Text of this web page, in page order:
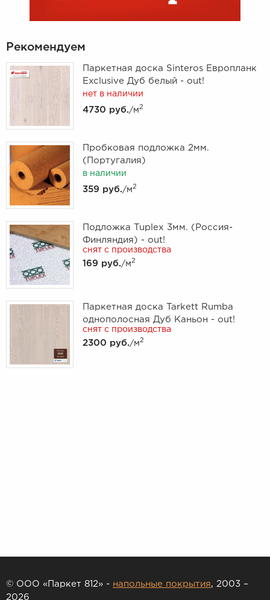
Рекомендуем
Паркетная доска Sinteros Европланк
Exclusive Дуб белый - out!
нет в наличии
4730 руб./м2
Пробковая подложка 2мм.
(Португалия)
в наличии
359 руб./м2
Подложка Tuplex 3мм. (Россия-
Финляндия) - out!
снят с производства
169 руб./м2
Паркетная доска Tarkett Rumba
однополосная Дуб Каньон - out!
снят с производства
2300 руб./м2
© ООО «Паркет 812» - напольные покрытия, 2003 –
2026